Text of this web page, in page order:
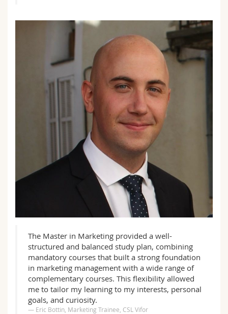
The Master in Marketing provided a well-
structured and balanced study plan, combining
mandatory courses that built a strong foundation
in marketing management with a wide range of
complementary courses. This flexibility allowed
me to tailor my learning to my interests, personal
goals, and curiosity.
Eric Bottin, Marketing Trainee, CSL Vifor